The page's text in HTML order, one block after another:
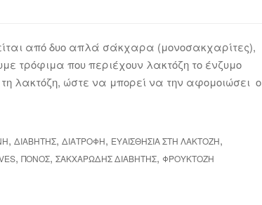
από δυο απλά σάκχαρα (μονοσακχαρίτες),
τρόφιμα που περιέχουν λακτόζη το ένζυμο
λακτόζη, ώστε να μπορεί να την αφομοιώσει ο
, ΔΙΑΒΉΤΗΣ, ΔΙΑΤΡΟΦΉ, ΕΥΑΙΣΘΗΣΊΑ ΣΤΗ ΛΑΚΤΌΖΗ,
, ΠΌΝΟΣ, ΣΑΚΧΑΡΏΔΗΣ ΔΙΑΒΉΤΗΣ, ΦΡΟΥΚΤΌΖΗ